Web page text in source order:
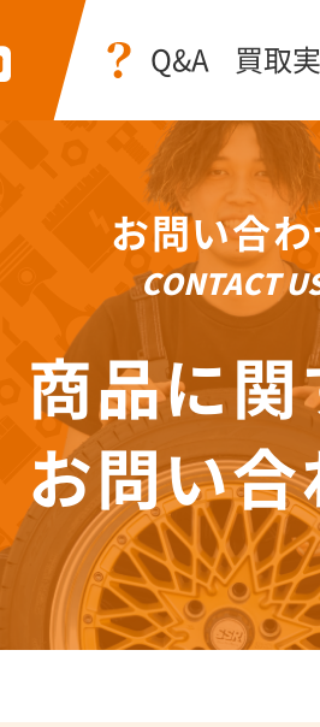
Q&A 買取
お問い合
CONTACT
商品に関
お問い合